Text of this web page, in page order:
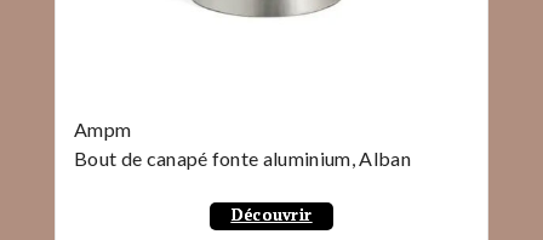
Ampm
Bout de canapé fonte aluminium, Alban
Découvrir